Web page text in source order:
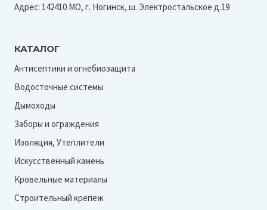
Адрес: 142410 МО, г. Ногинск, ш. Электростальское д.19
КАТАЛОГ
Антисептики и огнебиозащита
Водосточные системы
Дымоходы
Заборы и ограждения
Изоляция, Утеплители
Искусственный камень
Кровельные материалы
Строительный крепеж